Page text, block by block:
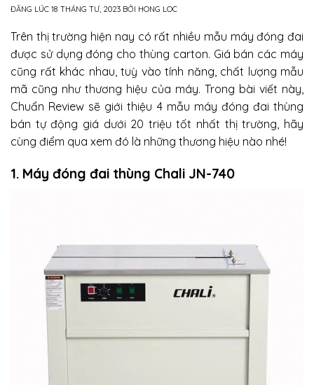
ĐĂNG LÚC 18 THÁNG TƯ, 2023 BỞI HONG LOC
Trên thị trường hiện nay có rất nhiều mẫu máy đóng đai
được sử dụng đóng cho thùng carton. Giá bán các máy
cũng rất khác nhau, tuỳ vào tính năng, chất lượng mẫu
mã cũng như thương hiệu của máy. Trong bài viết này,
Chuẩn Review sẽ giới thiệu 4 mẫu máy đóng đai thùng
bán tự động giá dưới 20 triệu tốt nhất thị trường, hãy
cùng điểm qua xem đó là những thương hiệu nào nhé!
1. Máy đóng đai thùng Chali JN-740